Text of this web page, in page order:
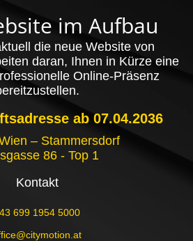
im Aufbau
die neue Website von
daran, Ihnen in Kürze eine
Online-Präsenz
ab 07.04.2036
– Stammersdorf
86 - Top 1
Kontakt
699 1954 5000